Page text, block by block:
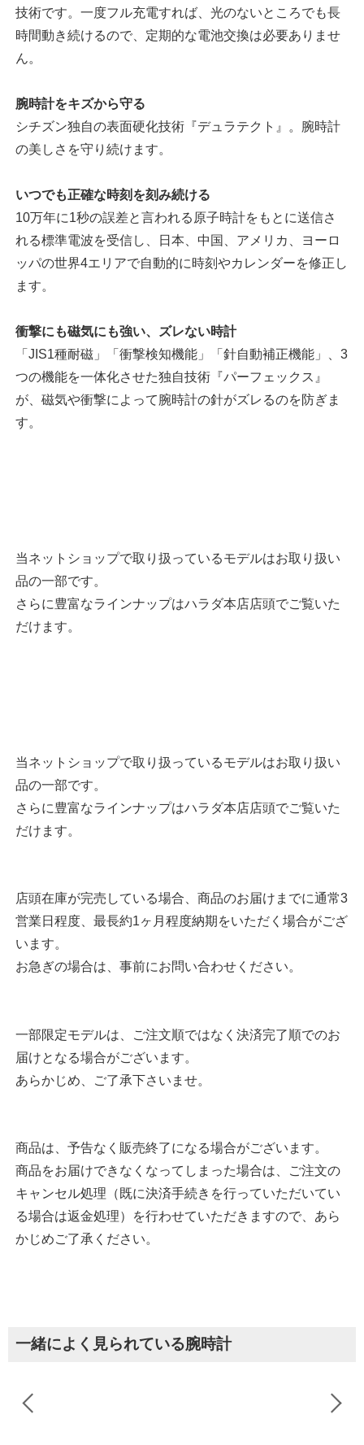
技術です。一度フル充電すれば、光のないところでも長
時間動き続けるので、定期的な電池交換は必要ありませ
ん。
腕時計をキズから守る
シチズン独自の表面硬化技術『デュラテクト』。腕時計
の美しさを守り続けます。
いつでも正確な時刻を刻み続ける
10万年に1秒の誤差と言われる原子時計をもとに送信さ
れる標準電波を受信し、日本、中国、アメリカ、ヨーロ
ッパの世界4エリアで自動的に時刻やカレンダーを修正し
ます。
衝撃にも磁気にも強い、ズレない時計
「JIS1種耐磁」「衝撃検知機能」「針自動補正機能」、3
つの機能を一体化させた独自技術『パーフェックス』
が、磁気や衝撃によって腕時計の針がズレるのを防ぎま
す。
当ネットショップで取り扱っているモデルはお取り扱い
品の一部です。
さらに豊富なラインナップはハラダ本店店頭でご覧いた
だけます。
当ネットショップで取り扱っているモデルはお取り扱い
品の一部です。
さらに豊富なラインナップはハラダ本店店頭でご覧いた
だけます。
店頭在庫が完売している場合、商品のお届けまでに通常3
営業日程度、最長約1ヶ月程度納期をいただく場合がござ
います。
お急ぎの場合は、事前にお問い合わせください。
一部限定モデルは、ご注文順ではなく決済完了順でのお
届けとなる場合がございます。
あらかじめ、ご了承下さいませ。
商品は、予告なく販売終了になる場合がございます。
商品をお届けできなくなってしまった場合は、ご注文の
キャンセル処理（既に決済手続きを行っていただいてい
る場合は返金処理）を行わせていただきますので、あら
かじめご了承ください。
一緒によく見られている腕時計